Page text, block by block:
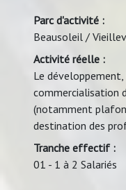
Parc d'activité :
Beausoleil /
Activité réelle :
Le
commercialisation
(notamment
destination des
Tranche effectif :
01 - 1 à 2 Salariés